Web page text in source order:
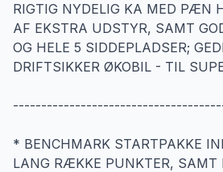
RIGTIG NYDELIG KA MED PÆN
AF EKSTRA UDSTYR, SAMT
OG HELE 5 SIDDEPLADSER;
DRIFTSIKKER ØKOBIL - TIL
* BENCHMARK STARTPAKKE
LANG RÆKKE PUNKTER, SAMT